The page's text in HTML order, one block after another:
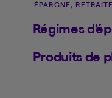
ÉPARGNE,
Régimes
Produits de